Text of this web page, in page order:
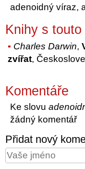
adenoidný víraz,
Knihy s
Charles Darwin,
zvířat,
Komentáře
Ke slovu
žádný komentář
Přidat nový